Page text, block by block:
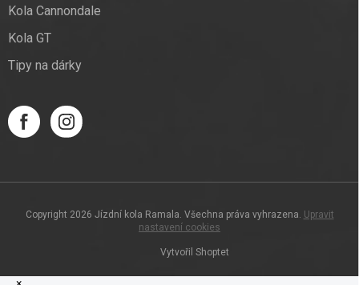
Kola Cannondale
Kola GT
Tipy na dárky
Vytvořil Shoptet
Copyright 2026 Jízdní kola Ramala. Všechna práva vyhrazena. Upravit
nastavení cookies